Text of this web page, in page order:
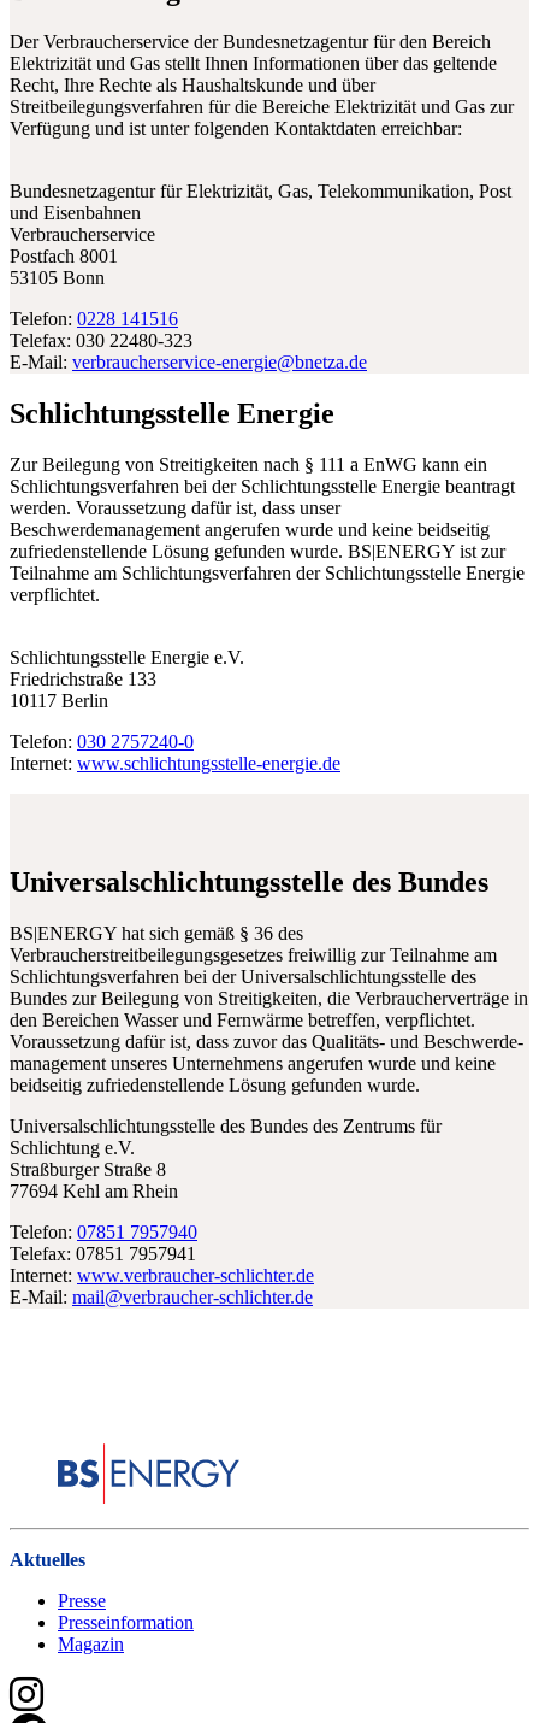
Der Verbraucherservice der Bundesnetzagentur für den Bereich
Elektrizität und Gas stellt Ihnen Informationen über das geltende
Recht, Ihre Rechte als Haushaltskunde und über
Streitbeilegungsverfahren für die Bereiche Elektrizität und Gas zur
Verfügung und ist unter folgenden Kontaktdaten erreichbar:
Bundesnetzagentur für Elektrizität, Gas, Telekommunikation, Post
und Eisenbahnen
Verbraucherservice
Postfach 8001
53105 Bonn
Telefon: 0228 141516
Telefax: 030 22480-323
E-Mail: verbraucherservice-energie@bnetza.de
Schlichtungsstelle Energie
Zur Beilegung von Streitigkeiten nach § 111 a EnWG kann ein
Schlichtungsverfahren bei der Schlichtungsstelle Energie beantragt
werden. Voraussetzung dafür ist, dass unser
Beschwerdemanagement angerufen wurde und keine beidseitig
zufriedenstellende Lösung gefunden wurde. BS|ENERGY ist zur
Teilnahme am Schlichtungsverfahren der Schlichtungsstelle Energie
verpflichtet.
Schlichtungsstelle Energie e.V.
Friedrichstraße 133
10117 Berlin
Telefon: 030 2757240-0
Internet: www.schlichtungsstelle-energie.de
Universalschlichtungsstelle des Bundes
BS|ENERGY hat sich gemäß § 36 des
Verbraucherstreitbeilegungsgesetzes freiwillig zur Teilnahme am
Schlichtungsverfahren bei der Universalschlichtungsstelle des
Bundes zur Beilegung von Streitigkeiten, die Verbraucherverträge in
den Bereichen Wasser und Fernwärme betreffen, verpflichtet.
Voraussetzung dafür ist, dass zuvor das Qualitäts- und Beschwerde-
management unseres Unternehmens angerufen wurde und keine
beidseitig zufriedenstellende Lösung gefunden wurde.
Universalschlichtungsstelle des Bundes des Zentrums für
Schlichtung e.V.
Straßburger Straße 8
77694 Kehl am Rhein
Telefon: 07851 7957940
Telefax: 07851 7957941
Internet: www.verbraucher-schlichter.de
E-Mail: mail@verbraucher-schlichter.de
Aktuelles
Presse
Presseinformation
Magazin